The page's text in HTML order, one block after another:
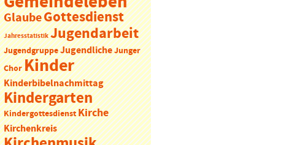
GlaubeGottesdienst
Jahresstatistik Jugendarbeit
Jugendgruppe Jugendliche Junger
Chor Kinder
Kinderbibelnachmittag
Kindergarten
Kindergottesdienst Kirche
Kirchenkreis